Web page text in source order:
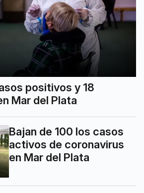
positivos y 18
Mar del Plata
Bajan de 100 los casos
activos de coronavirus
en Mar del Plata